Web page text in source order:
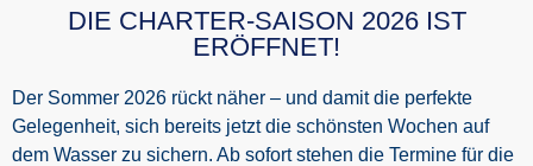
DIE CHARTER-SAISON 2026 IST
ERÖFFNET!
Der Sommer 2026 rückt näher – und damit die perfekte
Gelegenheit, sich bereits jetzt die schönsten Wochen auf
dem Wasser zu sichern. Ab sofort stehen die Termine für die